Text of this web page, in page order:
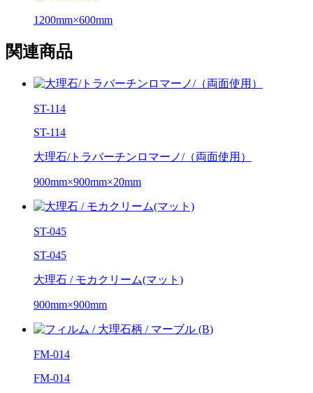
1200mm×600mm
関連商品
ST-114
ST-114
大理石/トラバーチンロマーノ/（両面使用）
900mm×900mm×20mm
ST-045
ST-045
大理石 / モカクリーム(マット)
900mm×900mm
FM-014
FM-014